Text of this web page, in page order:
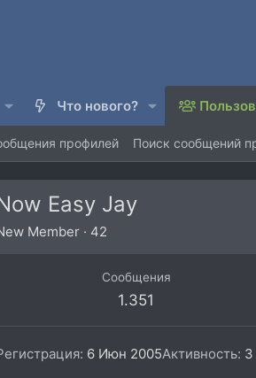
Что нового?
профилей Поиск сообщений
Easy Jay
Member · 42
Сообщения
1.351
6 Июн 2005Активность 3